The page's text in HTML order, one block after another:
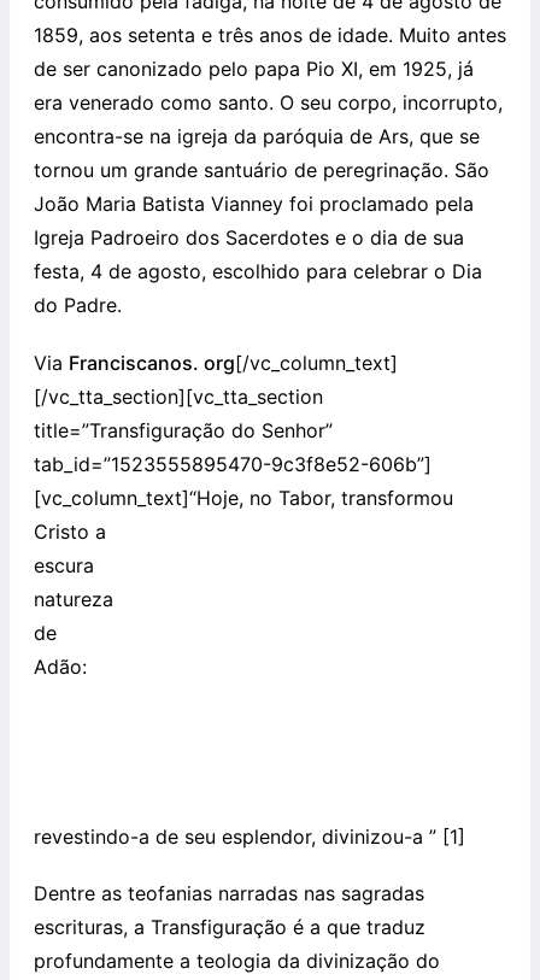
1859, aos setenta e três anos de idade. Muito antes
de ser canonizado pelo papa Pio XI, em 1925, já
era venerado como santo. O seu corpo, incorrupto,
encontra-se na igreja da paróquia de Ars, que se
tornou um grande santuário de peregrinação. São
João Maria Batista Vianney foi proclamado pela
Igreja Padroeiro dos Sacerdotes e o dia de sua
festa, 4 de agosto, escolhido para celebrar o Dia
do Padre.
Via Franciscanos. org[/vc_column_text]
[/vc_tta_section][vc_tta_section
title=”Transfiguração do Senhor”
tab_id=”1523555895470-9c3f8e52-606b”]
[vc_column_text]“Hoje, no Tabor, transformou
Cristo a
escura
natureza
de
Adão:
revestindo-a de seu esplendor, divinizou-a ” [1]
Dentre as teofanias narradas nas sagradas
escrituras, a Transfiguração é a que traduz
profundamente a teologia da divinização do